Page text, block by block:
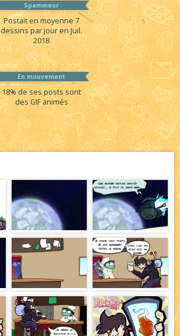
Spammeur
Postait en moyenne 7
dessins par jour en Juil.
2018
En mouvement
18% de ses posts sont
des GIF animés